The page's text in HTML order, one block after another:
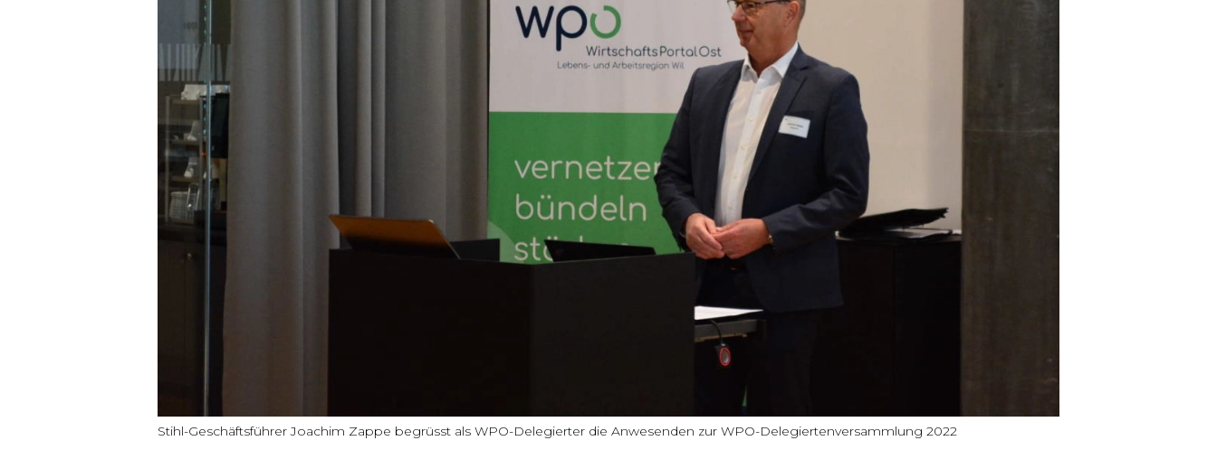
Stihl-Geschäftsführer Joachim Zappe begrüsst als WPO-Delegierter die Anwesenden zur WPO-Delegiertenversammlung 2022